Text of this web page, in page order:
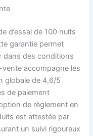
d’essai de 100 nuits
garantie permet
dans des conditions
vente accompagne les
globale de 4,6/5
de paiement
de règlement en
est attestée par
un suivi rigoureux